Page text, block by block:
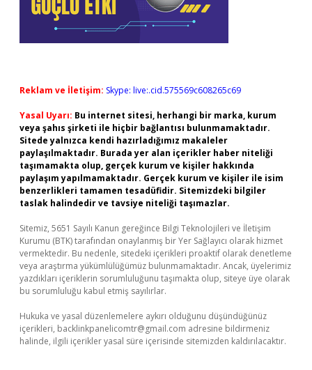
Reklam ve İletişim: Skype: live:.cid.575569c608265c69
Yasal Uyarı: Bu internet sitesi, herhangi bir marka, kurum
veya şahıs şirketi ile hiçbir bağlantısı bulunmamaktadır.
Sitede yalnızca kendi hazırladığımız makaleler
paylaşılmaktadır. Burada yer alan içerikler haber niteliği
taşımamakta olup, gerçek kurum ve kişiler hakkında
paylaşım yapılmamaktadır. Gerçek kurum ve kişiler ile isim
benzerlikleri tamamen tesadüfidir. Sitemizdeki bilgiler
taslak halindedir ve tavsiye niteliği taşımazlar.
Sitemiz, 5651 Sayılı Kanun gereğince Bilgi Teknolojileri ve İletişim
Kurumu (BTK) tarafından onaylanmış bir Yer Sağlayıcı olarak hizmet
vermektedir. Bu nedenle, sitedeki içerikleri proaktif olarak denetleme
veya araştırma yükümlülüğümüz bulunmamaktadır. Ancak, üyelerimiz
yazdıkları içeriklerin sorumluluğunu taşımakta olup, siteye üye olarak
bu sorumluluğu kabul etmiş sayılırlar.
Hukuka ve yasal düzenlemelere aykırı olduğunu düşündüğünüz
içerikleri, backlinkpanelicomtr@gmail.com adresine bildirmeniz
halinde, ilgili içerikler yasal süre içerisinde sitemizden kaldırılacaktır.